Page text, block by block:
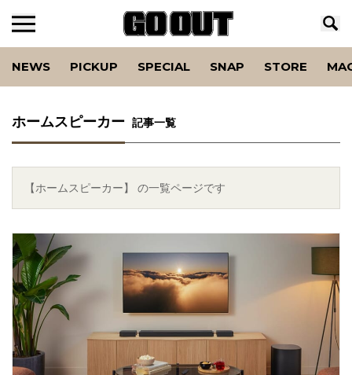
NEWS PICKUP SPECIAL SNAP STORE
ホームスピーカー 記事一覧
【ホームスピーカー】 の一覧ページです